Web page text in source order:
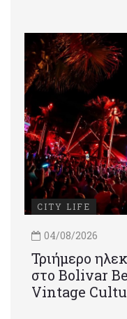
CITY LIFE
04/08/2026
Τριήμερο
στο Bolivar
Vintage